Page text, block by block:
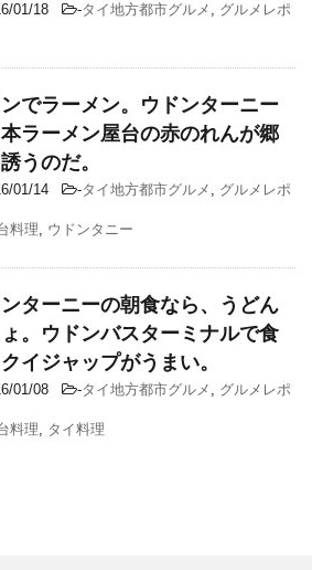
01/18 -タイ地方都市グルメ
グルメレポ
でラーメン。ウドンターニー
ラーメン屋台の赤のれんが郷
うのだ。
01/14 -タイ地方都市グルメ
グルメレポ
料理
ウドンタニー
ターニーの朝食なら、うどん
。ウドンバスターミナルで食
イジャップがうまい。
01/08 -タイ地方都市グルメ
グルメレポ
料理
タイ料理